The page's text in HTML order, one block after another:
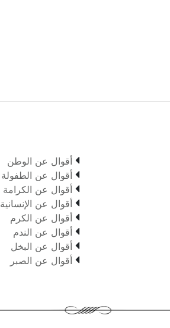
 أقوال عن الوطن
 أقوال عن الطفولة
 أقوال عن الكرامة
 أقوال عن الإنسانية
 أقوال عن الكرم
 أقوال عن الندم
 أقوال عن البخل
 أقوال عن الصبر